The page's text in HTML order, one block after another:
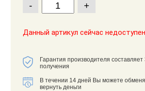
- +
Данный артикул сейчас
Гарантия производителя
получения
В течении 14 дней Вы можете
вернуть деньги